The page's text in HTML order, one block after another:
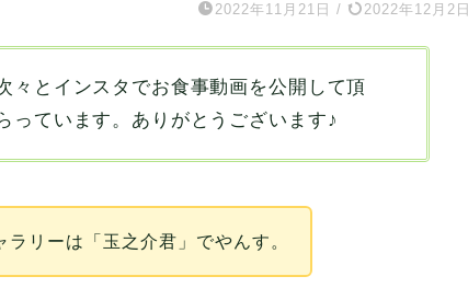
2022年11月21日 / 2022年12月2日
々とインスタでお食事動画を公開して頂
っています。ありがとうございます♪
リーは「玉之介君」でやんす。